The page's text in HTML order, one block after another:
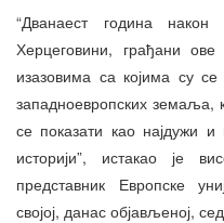
“Дванаест година
Херцеговини, грађани
изазовима са којима су
западноевропских земаља,
се показати као најдужи и
историји”, истакао је
представник Европске
својој, данас објављеној,